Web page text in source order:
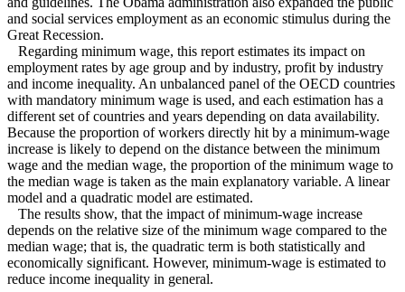
and social services employment as an economic stimulus during the
Great Recession.
Regarding minimum wage, this report estimates its impact on
employment rates by age group and by industry, profit by industry
and income inequality. An unbalanced panel of the OECD countries
with mandatory minimum wage is used, and each estimation has a
different set of countries and years depending on data availability.
Because the proportion of workers directly hit by a minimum-wage
increase is likely to depend on the distance between the minimum
wage and the median wage, the proportion of the minimum wage to
the median wage is taken as the main explanatory variable. A linear
model and a quadratic model are estimated.
The results show, that the impact of minimum-wage increase
depends on the relative size of the minimum wage compared to the
median wage; that is, the quadratic term is both statistically and
economically significant. However, minimum-wage is estimated to
reduce income inequality in general.